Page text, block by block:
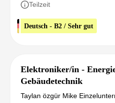
Teilzeit
Deutsch - B2 / Sehr gut
Elektroniker/in -
Gebäudetechnik
Taylan özgür Mike